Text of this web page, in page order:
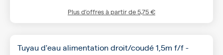
Plus d’offres à partir de5,75 €
Tuyau d'eau alimentation droit/coudé 1,5m f/f -